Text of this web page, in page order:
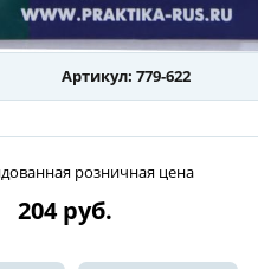
Артикул: 779-622
розничная цена
204руб.